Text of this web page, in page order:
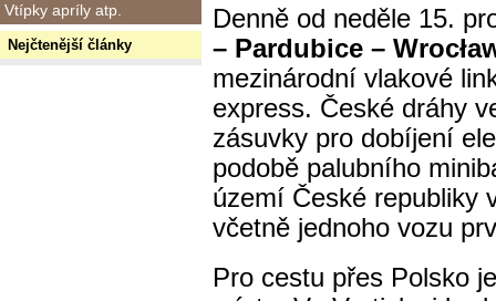
Vtípky apríly atp.
Nejčtenější články
Denně od neděle 15.
– Pardubice –
mezinárodní vlakové
express. České dráhy
zásuvky pro dobíjení
podobě palubního
území České republiky
včetně jednoho vozu
Pro cestu přes Polsko